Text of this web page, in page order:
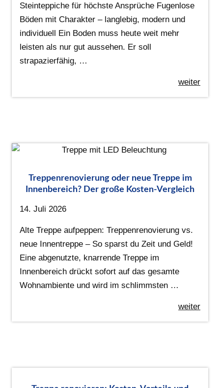
Steinteppiche für höchste Ansprüche Fugenlose
Böden mit Charakter – langlebig, modern und
individuell Ein Boden muss heute weit mehr
leisten als nur gut aussehen. Er soll
strapazierfähig, …
weiter
Treppenrenovierung oder neue Treppe im
Innenbereich? Der große Kosten-Vergleich
14. Juli 2026
Alte Treppe aufpeppen: Treppenrenovierung vs.
neue Innentreppe – So sparst du Zeit und Geld!
Eine abgenutzte, knarrende Treppe im
Innenbereich drückt sofort auf das gesamte
Wohnambiente und wird im schlimmsten …
weiter